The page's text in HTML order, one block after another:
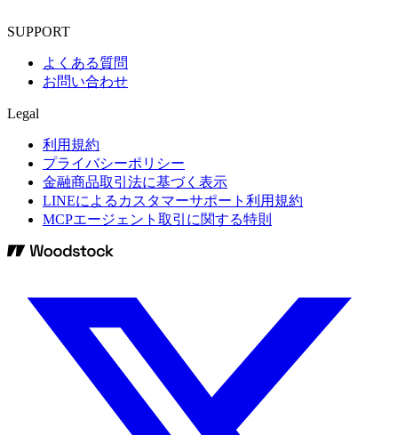
SUPPORT
よくある質問
お問い合わせ
Legal
利用規約
プライバシーポリシー
金融商品取引法に基づく表示
LINEによるカスタマーサポート利用規約
MCPエージェント取引に関する特則